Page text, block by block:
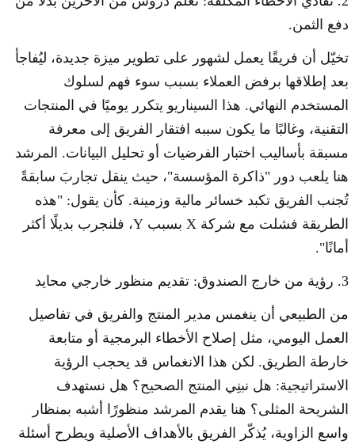
دفع الثمن.
تخيّل أن فريقًا يعمل لشهور على تطوير ميزة جديدة، ليُفاجأ
بعد إطلاقها برفض العملاء بسبب سوء فهم لسلوك
المستخدم النهائي. هذا السيناريو يتكرر يوميًا في المنتجات
التقنية، وغالبًا ما يكون سببه افتقار الفريق إلى معرفة
مسبقة بأساليب اختبار الفرضيات أو تحليل البيانات. المرشد
هنا يلعب دور "ذاكرة المؤسسة"، حيث ينقل تجاربَ سابقةً
تُجنب الفريق تكبد خسائر مالية وزمينة. كأن يقول: "هذه
الطريقة فشلت مع شركة X بسبب Y، فلنجرب بديلًا أكثر
أمانًا".
3. رؤية من خارج الصندوق: تقديم منظور خارجي محايد
من الطبيعي أن ينغمس مدير المنتج والفريق في تفاصيل
العمل اليومي، مثل إصلاح الأخطاء البرمجية أو متابعة
خارطة الطريق. لكن هذا الانغماس قد يحجب الرؤية
الاستراتيجية: هل نبنِي المنتج الصحيح؟ هل نستهدف
الشريحة المثلى؟ هنا يقدم المرشد منظورًا أشبه بمنظار
واسع الزاوية، يُذكّر الفريق بالأهداف الأصلية ويطرح أسئلة